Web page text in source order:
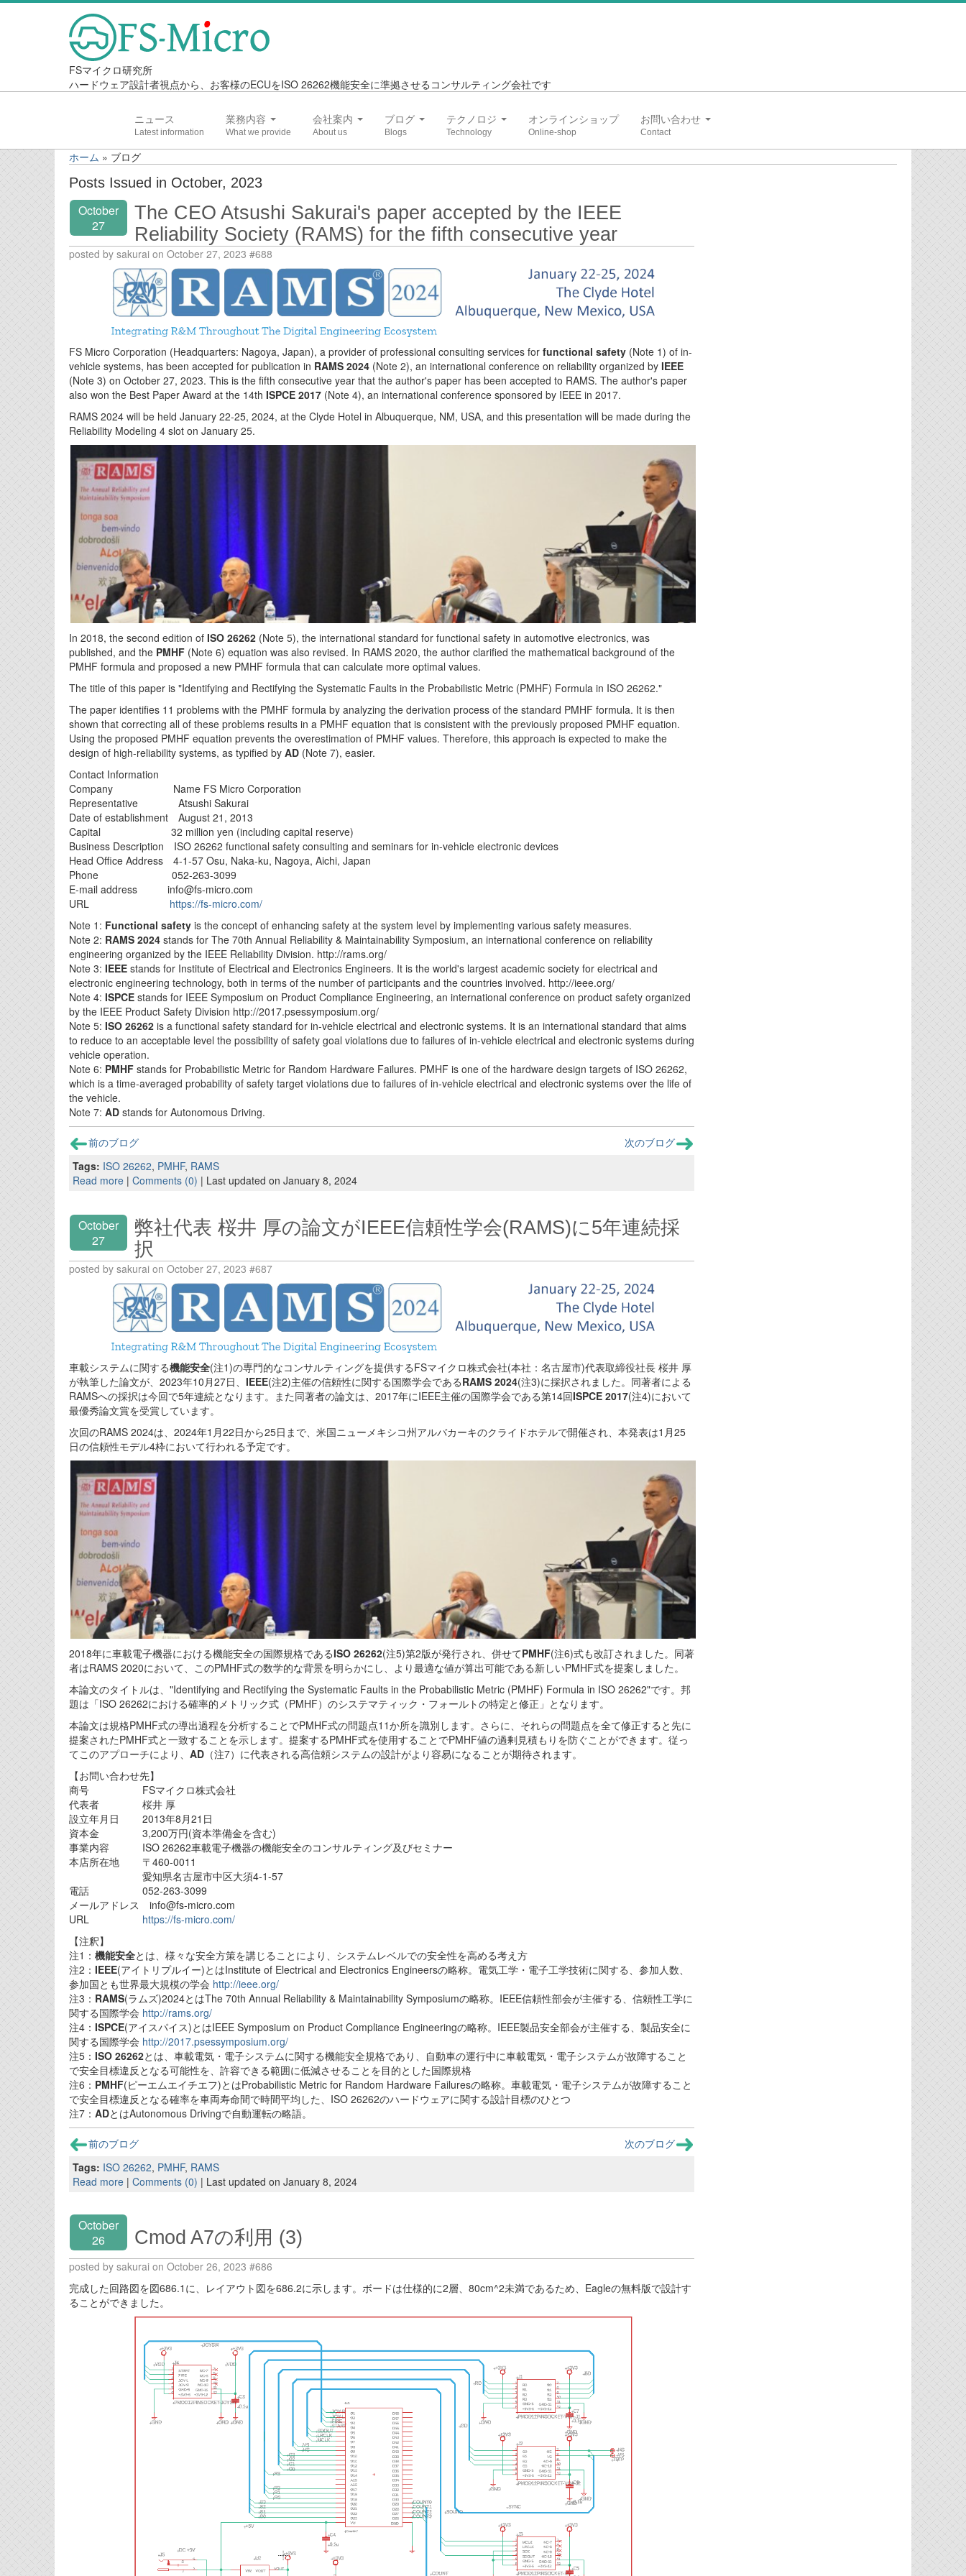
FSマイクロ研究所
ハードウェア設計者視点から、お客様のECUをISO 26262機能安全に準拠させるコンサルティング会社です
ニュース 業務内容 会社案内 ブログ テクノロジ オンラインショップ お問い合わせ
ホーム » ブログ
Posts Issued in October, 2023
October
27
The CEO Atsushi Sakurai's paper accepted by the IEEE
Reliability Society (RAMS) for the fifth consecutive year
posted by sakurai on October 27, 2023 #688
FS Micro Corporation (Headquarters: Nagoya, Japan), a provider of professional consulting services for functional safety (Note 1) of in-
vehicle systems, has been accepted for publication in RAMS 2024 (Note 2), an international conference on reliability organized by IEEE
(Note 3) on October 27, 2023. This is the fifth consecutive year that the author's paper has been accepted to RAMS. The author's paper
also won the Best Paper Award at the 14th ISPCE 2017 (Note 4), an international conference sponsored by IEEE in 2017.
RAMS 2024 will be held January 22-25, 2024, at the Clyde Hotel in Albuquerque, NM, USA, and this presentation will be made during the
Reliability Modeling 4 slot on January 25.
In 2018, the second edition of ISO 26262 (Note 5), the international standard for functional safety in automotive electronics, was
published, and the PMHF (Note 6) equation was also revised. In RAMS 2020, the author clarified the mathematical background of the
PMHF formula and proposed a new PMHF formula that can calculate more optimal values.
The title of this paper is "Identifying and Rectifying the Systematic Faults in the Probabilistic Metric (PMHF) Formula in ISO 26262."
The paper identifies 11 problems with the PMHF formula by analyzing the derivation process of the standard PMHF formula. It is then
shown that correcting all of these problems results in a PMHF equation that is consistent with the previously proposed PMHF equation.
Using the proposed PMHF equation prevents the overestimation of PMHF values. Therefore, this approach is expected to make the
design of high-reliability systems, as typified by AD (Note 7), easier.
Contact Information
Company Name FS Micro Corporation
Representative Atsushi Sakurai
Date of establishment August 21, 2013
Capital 32 million yen (including capital reserve)
Business Description ISO 26262 functional safety consulting and seminars for in-vehicle electronic devices
Head Office Address 4-1-57 Osu, Naka-ku, Nagoya, Aichi, Japan
Phone 052-263-3099
E-mail address info@fs-micro.com
URL https://fs-micro.com/
Note 1: Functional safety is the concept of enhancing safety at the system level by implementing various safety measures.
Note 2: RAMS 2024 stands for The 70th Annual Reliability & Maintainability Symposium, an international conference on reliability
engineering organized by the IEEE Reliability Division. http://rams.org/
Note 3: IEEE stands for Institute of Electrical and Electronics Engineers. It is the world's largest academic society for electrical and
electronic engineering technology, both in terms of the number of participants and the countries involved. http://ieee.org/
Note 4: ISPCE stands for IEEE Symposium on Product Compliance Engineering, an international conference on product safety organized
by the IEEE Product Safety Division http://2017.psessymposium.org/
Note 5: ISO 26262 is a functional safety standard for in-vehicle electrical and electronic systems. It is an international standard that aims
to reduce to an acceptable level the possibility of safety goal violations due to failures of in-vehicle electrical and electronic systems during
vehicle operation.
Note 6: PMHF stands for Probabilistic Metric for Random Hardware Failures. PMHF is one of the hardware design targets of ISO 26262,
which is a time-averaged probability of safety target violations due to failures of in-vehicle electrical and electronic systems over the life of
the vehicle.
Note 7: AD stands for Autonomous Driving.
前のブログ
次のブログ
Tags: ISO 26262, PMHF, RAMS
Read more | Comments (0) | Last updated on January 8, 2024
October
27
弊社代表 桜井 厚の論文がIEEE信頼性学会(RAMS)に5年連続採
択
posted by sakurai on October 27, 2023 #687
車載システムに関する機能安全(注1)の専門的なコンサルティングを提供するFSマイクロ株式会社(本社：名古屋市)代表取締役社長 桜井 厚
が執筆した論文が、2023年10月27日、 IEEE(注2)主催の信頼性に関する国際学会であるRAMS 2024(注3)に採択されました。同著者による
RAMSへの採択は今回で5年連続となります。また同著者の論文は、2017年にIEEE主催の国際学会である第14回ISPCE 2017(注4)において
最優秀論文賞を受賞しています。
次回のRAMS 2024は、2024年1月22日から25日まで、米国ニューメキシコ州アルバカーキのクライドホテルで開催され、本発表は1月25
日の信頼性モデル4枠において行われる予定です。
2018年に車載電子機器における機能安全の国際規格であるISO 26262(注5)第2版が発行され、併せてPMHF(注6)式も改訂されました。同著
者はRAMS 2020において、このPMHF式の数学的な背景を明らかにし、より最適な値が算出可能である新しいPMHF式を提案しました。
本論文のタイトルは、"Identifying and Rectifying the Systematic Faults in the Probabilistic Metric (PMHF) Formula in ISO 26262"です。邦
題は「ISO 26262における確率的メトリック式（PMHF）のシステマティック・フォールトの特定と修正」となります。
本論文は規格PMHF式の導出過程を分析することでPMHF式の問題点11か所を識別します。さらに、それらの問題点を全て修正すると先に
提案されたPMHF式と一致することを示します。提案するPMHF式を使用することでPMHF値の過剰見積もりを防ぐことができます。従っ
てこのアプローチにより、 AD （注7）に代表される高信頼システムの設計がより容易になることが期待されます。
【お問い合わせ先】
商号 FSマイクロ株式会社
代表者 桜井 厚
設立年月日 2013年8月21日
資本金 3,200万円(資本準備金を含む)
事業内容 ISO 26262車載電子機器の機能安全のコンサルティング及びセミナー
本店所在地 〒460-0011
愛知県名古屋市中区大須4-1-57
電話 052-263-3099
メールアドレス info@fs-micro.com
URL https://fs-micro.com/
【注釈】
注1： 機能安全とは、様々な安全方策を講じることにより、システムレベルでの安全性を高める考え方
注2： IEEE(アイトリプルイー)とはInstitute of Electrical and Electronics Engineersの略称。電気工学・電子工学技術に関する、参加人数、
参加国とも世界最大規模の学会 http://ieee.org/
注3： RAMS(ラムズ)2024とはThe 70th Annual Reliability & Maintainability Symposiumの略称。IEEE信頼性部会が主催する、信頼性工学に
関する国際学会 http://rams.org/
注4： ISPCE(アイスパイス)とはIEEE Symposium on Product Compliance Engineeringの略称。IEEE製品安全部会が主催する、製品安全に
関する国際学会 http://2017.psessymposium.org/
注5： ISO 26262とは、車載電気・電子システムに関する機能安全規格であり、自動車の運行中に車載電気・電子システムが故障すること
で安全目標違反となる可能性を、許容できる範囲に低減させることを目的とした国際規格
注6： PMHF(ピーエムエイチエフ)とはProbabilistic Metric for Random Hardware Failuresの略称。車載電気・電子システムが故障すること
で安全目標違反となる確率を車両寿命間で時間平均した、ISO 26262のハードウェアに関する設計目標のひとつ
注7： ADとはAutonomous Drivingで自動運転の略語。
前のブログ
次のブログ
Tags: ISO 26262, PMHF, RAMS
Read more | Comments (0) | Last updated on January 8, 2024
October
26
Cmod A7の利用 (3)
posted by sakurai on October 26, 2023 #686
完成した回路図を図686.1に、レイアウト図を686.2に示します。ボードは仕様的に2層、80cm^2未満であるため、Eagleの無料版で設計す
ることができました。